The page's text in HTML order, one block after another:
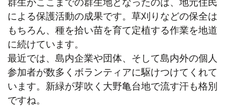
群生がここまでの群生地となったのは、地元住民
による保護活動の成果です。草刈りなどの保全は
もちろん、種を拾い苗を育て定植する作業を地道
に続けています。
最近では、島内企業や団体、そして島内外の個人
参加者が数多くボランティアに駆けつけてくれて
います。新緑が芽吹く大野亀台地で流す汗も格別
ですね。